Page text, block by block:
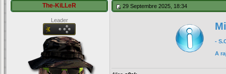
The-KiLLeR
Leader
29 Septembre 2025, 18:34
-
A